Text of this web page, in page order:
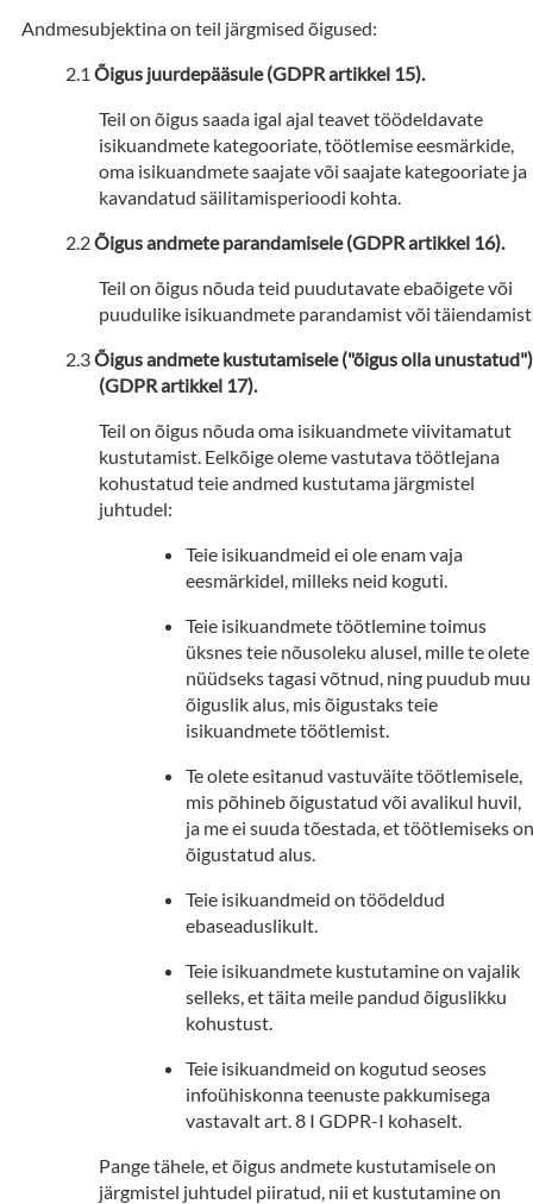
Andmesubjektina on teil järgmised õigused:
Õigus juurdepääsule (GDPR artikkel 15).
Teil on õigus saada igal ajal teavet töödeldavate
isikuandmete kategooriate, töötlemise eesmärkide,
oma isikuandmete saajate või saajate kategooriate ja
kavandatud säilitamisperioodi kohta.
Õigus andmete parandamisele (GDPR artikkel 16).
Teil on õigus nõuda teid puudutavate ebaõigete või
puudulike isikuandmete parandamist või
Õigus andmete kustutamisele ("õigus olla unustatud")
(GDPR artikkel 17).
Teil on õigus nõuda oma isikuandmete viivitamatut
kustutamist. Eelkõige oleme vastutava töötlejana
kohustatud teie andmed kustutama järgmistel
juhtudel:
Teie isikuandmeid ei ole enam vaja
eesmärkidel, milleks neid koguti.
Teie isikuandmete töötlemine toimus
üksnes teie nõusoleku alusel, mille te olete
nüüdseks tagasi võtnud, ning puudub muu
õiguslik alus, mis õigustaks teie
isikuandmete töötlemist.
Te olete esitanud vastuväite töötlemisele,
mis põhineb õigustatud või avalikul huvil,
ja me ei suuda tõestada, et töötlemiseks on
õigustatud alus.
Teie isikuandmeid on töödeldud
ebaseaduslikult.
Teie isikuandmete kustutamine on vajalik
selleks, et täita meile pandud õiguslikku
kohustust.
Teie isikuandmeid on kogutud seoses
infoühiskonna teenuste pakkumisega
vastavalt art. 8 I GDPR-I kohaselt.
Pange tähele, et õigus andmete kustutamisele on
järgmistel juhtudel piiratud, nii et kustutamine on